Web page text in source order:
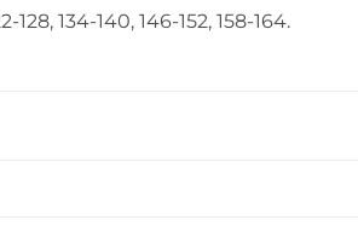
134-140, 146-152, 158-164.